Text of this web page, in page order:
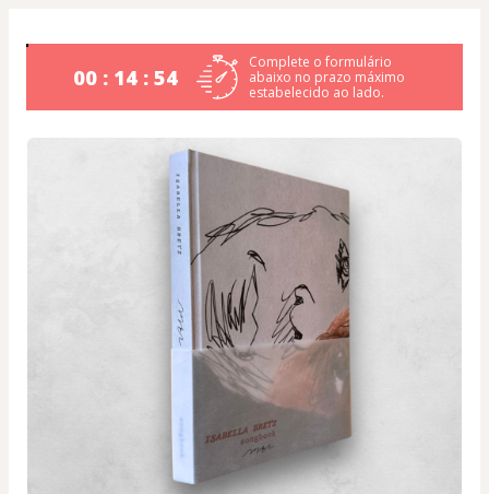
00 : 14 : 53
Complete o formulário
abaixo no prazo máximo
estabelecido ao lado.